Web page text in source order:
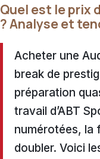
Quel est le prix
? Analyse et
Acheter une
break de
préparation
travail d’ABT
numérotées, la
doubler. Voici